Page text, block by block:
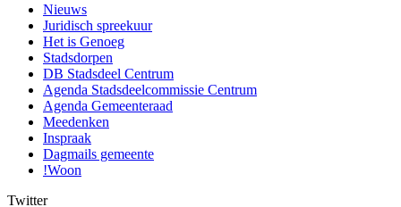
Nieuws
Juridisch spreekuur
Het is Genoeg
Stadsdorpen
DB Stadsdeel Centrum
Agenda Stadsdeelcommissie Centrum
Agenda Gemeenteraad
Meedenken
Inspraak
Dagmails gemeente
!Woon
Twitter